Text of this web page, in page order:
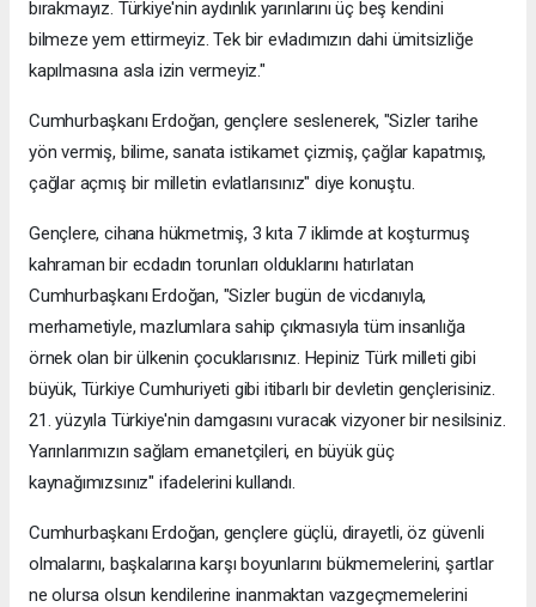
bırakmayız. Türkiye'nin aydınlık yarınlarını üç beş kendini
bilmeze yem ettirmeyiz. Tek bir evladımızın dahi ümitsizliğe
kapılmasına asla izin vermeyiz."
Cumhurbaşkanı Erdoğan, gençlere seslenerek, "Sizler tarihe
yön vermiş, bilime, sanata istikamet çizmiş, çağlar kapatmış,
çağlar açmış bir milletin evlatlarısınız" diye konuştu.
Gençlere, cihana hükmetmiş, 3 kıta 7 iklimde at koşturmuş
kahraman bir ecdadın torunları olduklarını hatırlatan
Cumhurbaşkanı Erdoğan, "Sizler bugün de vicdanıyla,
merhametiyle, mazlumlara sahip çıkmasıyla tüm insanlığa
örnek olan bir ülkenin çocuklarısınız. Hepiniz Türk milleti gibi
büyük, Türkiye Cumhuriyeti gibi itibarlı bir devletin gençlerisiniz.
21. yüzyıla Türkiye'nin damgasını vuracak vizyoner bir nesilsiniz.
Yarınlarımızın sağlam emanetçileri, en büyük güç
kaynağımızsınız" ifadelerini kullandı.
Cumhurbaşkanı Erdoğan, gençlere güçlü, dirayetli, öz güvenli
olmalarını, başkalarına karşı boyunlarını bükmemelerini, şartlar
ne olursa olsun kendilerine inanmaktan vazgeçmemelerini